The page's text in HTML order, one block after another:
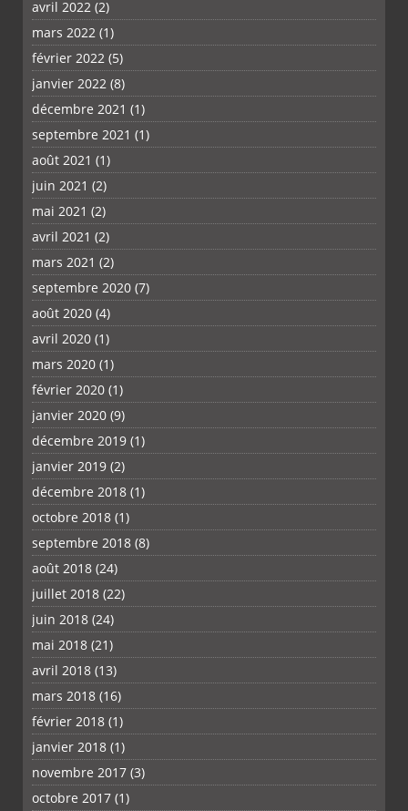
avril 2022 (2)
mars 2022 (1)
février 2022 (5)
janvier 2022 (8)
décembre 2021 (1)
septembre 2021 (1)
août 2021 (1)
juin 2021 (2)
mai 2021 (2)
avril 2021 (2)
mars 2021 (2)
septembre 2020 (7)
août 2020 (4)
avril 2020 (1)
mars 2020 (1)
février 2020 (1)
janvier 2020 (9)
décembre 2019 (1)
janvier 2019 (2)
décembre 2018 (1)
octobre 2018 (1)
septembre 2018 (8)
août 2018 (24)
juillet 2018 (22)
juin 2018 (24)
mai 2018 (21)
avril 2018 (13)
mars 2018 (16)
février 2018 (1)
janvier 2018 (1)
novembre 2017 (3)
octobre 2017 (1)